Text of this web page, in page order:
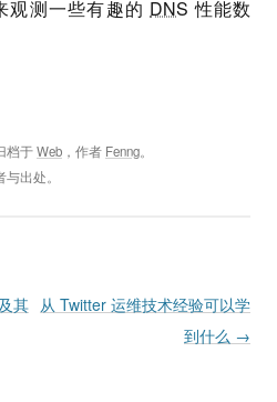
观测一些有趣的 DNS 性能数
档于Web ，作者 Fenng。
出处。
其 从 Twitter 运维技术经验可以学
到什么 →